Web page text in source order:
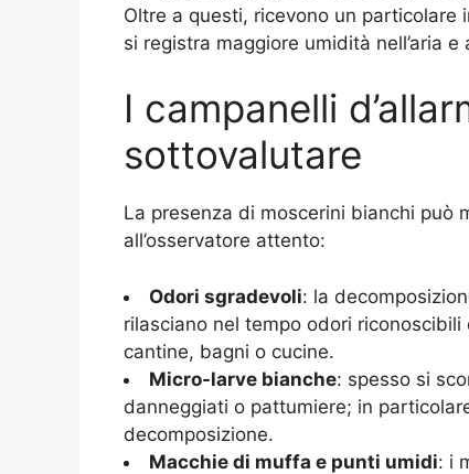
Oltre a questi, ricevono un
si registra maggiore umidità nell’aria
I campanelli
sottovalutare
La presenza di moscerini bianchi può
all’osservatore attento:
Odori sgradevoli: la
rilasciano nel tempo odori
cantine, bagni o cucine.
Micro-larve bianche: spesso si
danneggiati o pattumiere; in
decomposizione.
Macchie di muffa e punti umidi: i